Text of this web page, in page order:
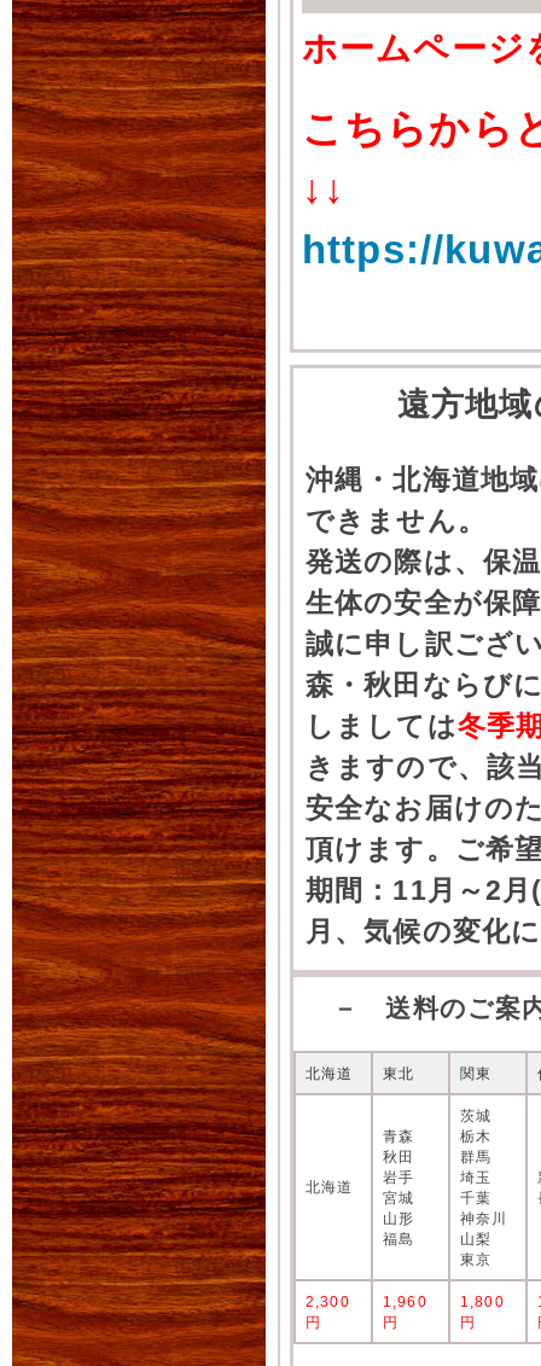
ホームページ
こちらから
↓↓
https://
遠方地
沖縄・北海道地
できません。
発送の際は、保
生体の安全が保
誠に申し訳ござ
森・秋田ならび
しましては冬季
きますので、該
安全なお届けの
頂けます。ご希
期間：11月～2
月、気候の変化
－ 送料のご案
北海道 東北 関東
北海道
青森
秋田
岩手
宮城
山形
福島
茨城
栃木
群馬
埼玉
千葉
神奈川
山梨
東京
2,300
円
1,960
円
1,800
円